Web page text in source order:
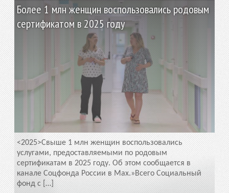
Более 1 млн женщин воспользовались родовым
сертификатом в 2025 году
<2025>Свыше 1 млн женщин воспользовались
услугами, предоставляемыми по родовым
сертификатам в 2025 году. Об этом сообщается в
канале Соцфонда России в Max.»Всего Социальный
фонд с […]